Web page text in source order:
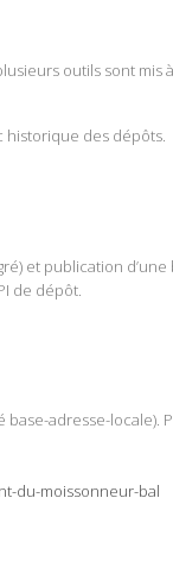
outils sont mis
historique des dépôts.
et publication d’une
de dépôt.
adresse-locale).
du-moissonneur-bal